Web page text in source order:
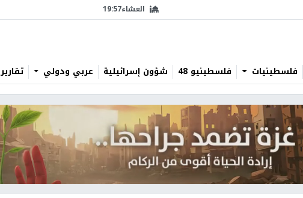
العشاء19:57
فلسطينيات فلسطينيو 48 شؤون إسرائيلية عربي ودولي تقارير